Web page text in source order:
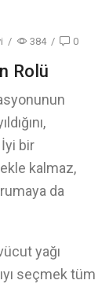
/ 384 / 0
Rolü
bir
kalmaz,
da
yağı
seçmek tüm